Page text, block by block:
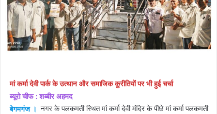
मां कर्मा देवी पार्क के उत्थान और समाजिक कुरीतियों पर भी हुई चर्चा
ब्यूरो चीफ : शब्बीर अहमद
बेगमगंज । नगर के पलकमती स्थित मां कर्मा देवी मंदिर के पीछे मां कर्मा पलकमती